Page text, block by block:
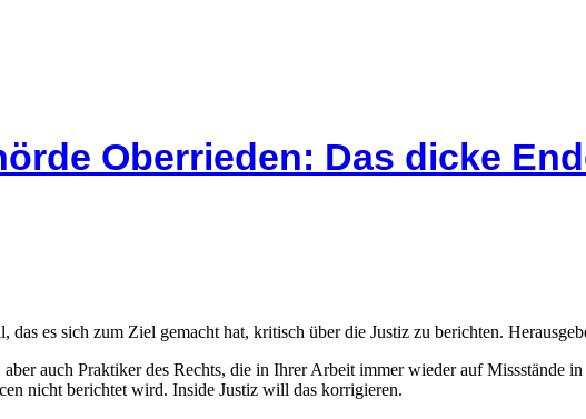
Oberrieden: Das dicke
es sich zum Ziel gemacht hat, kritisch über die Justiz zu berichten.
auch Praktiker des Rechts, die in Ihrer Arbeit immer wieder auf Missstände
nicht berichtet wird. Inside Justiz will das korrigieren.